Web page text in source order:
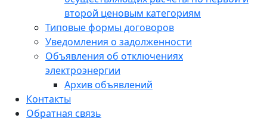
второй ценовым категориям
Типовые формы договоров
Уведомления о задолженности
Объявления об отключениях
электроэнергии
Архив объявлений
Контакты
Обратная связь